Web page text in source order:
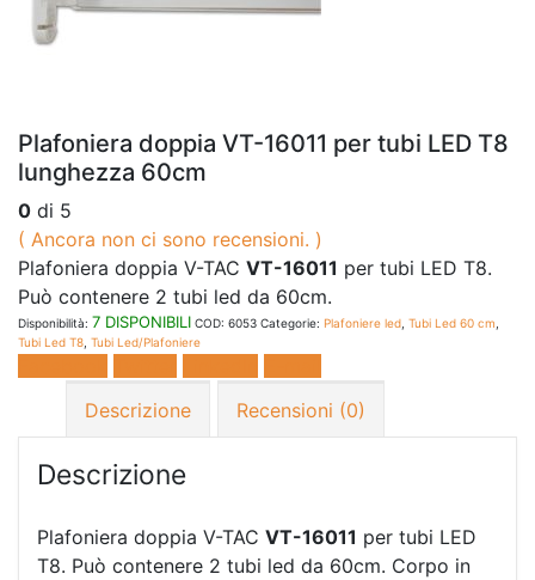
Plafoniera doppia VT-16011 per tubi LED T8
lunghezza 60cm
0 di 5
( Ancora non ci sono recensioni. )
Plafoniera doppia V-TAC VT-16011 per tubi LED T8.
Può contenere 2 tubi led da 60cm.
Disponibilità: 7 DISPONIBILI COD: 6053 Categorie: Plafoniere led Tubi Led 60 cm
Tubi Led T8 Tubi Led/Plafoniere
Descrizione
Recensioni (0)
Descrizione
Plafoniera doppia V-TAC VT-16011 per tubi LED
T8. Può contenere 2 tubi led da 60cm. Corpo in